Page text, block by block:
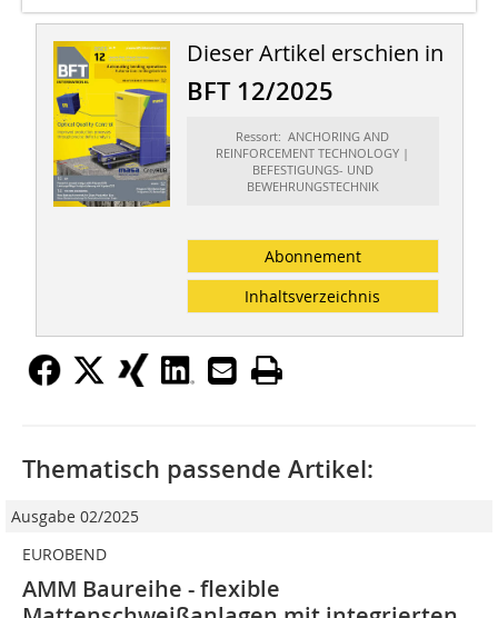
Dieser Artikel erschien in
BFT 12/2025
Ressort: ANCHORING AND
REINFORCEMENT TECHNOLOGY |
BEFESTIGUNGS- UND
BEWEHRUNGSTECHNIK
Abonnement
Inhaltsverzeichnis
Thematisch passende Artikel:
Ausgabe 02/2025
EUROBEND
AMM Baureihe - flexible